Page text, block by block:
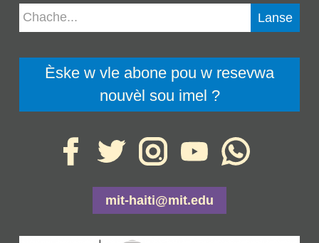
Èske w vle abone pou w resevwa
nouvèl sou imel ?
mit-haiti@mit.edu